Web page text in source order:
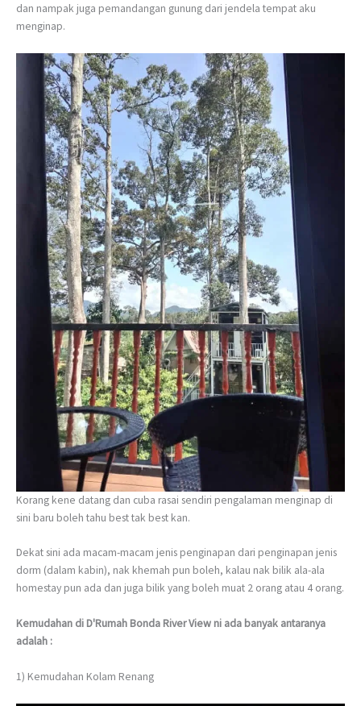
dan nampak juga pemandangan gunung dari jendela tempat aku
menginap.
Korang kene datang dan cuba rasai sendiri pengalaman menginap di
sini baru boleh tahu best tak best kan.
Dekat sini ada macam-macam jenis penginapan dari penginapan jenis
dorm (dalam kabin), nak khemah pun boleh, kalau nak bilik ala-ala
homestay pun ada dan juga bilik yang boleh muat 2 orang atau 4 orang.
Kemudahan di D'Rumah Bonda River View ni ada banyak antaranya
adalah :
1) Kemudahan Kolam Renang